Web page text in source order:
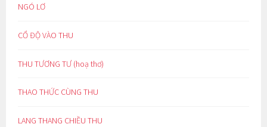
NGÓ LƠ
CỔ ĐỘ VÀO THU
THU TƯƠNG TƯ (hoạ thơ)
THAO THỨC CÙNG THU
LANG THANG CHIỀU THU